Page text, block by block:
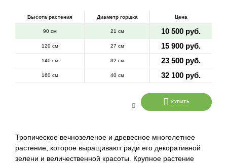
Высота растения Диаметр горшка Цена
90 см 21 см 10 500 руб.
120 см 27 см 15 900 руб.
140 см 32 см 23 500 руб.
160 см 40 см 32 100 руб.
КУПИТЬ
Тропическое вечнозеленое и древесное многолетнее
растение, которое выращивают ради его декоративной
зелени и величественной красоты. Крупное растение